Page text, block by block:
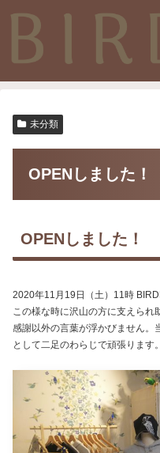
未分類
OPENしました！
OPENしました！
2020年11月19日（土）11時
この様な時に沢山の方に支えら
感謝以外の言葉が浮かびません。
として二足のわらじで頑張ります。